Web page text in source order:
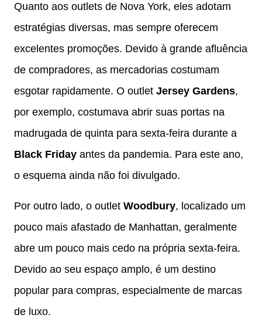
Quanto aos outlets de Nova York, eles adotam
estratégias diversas, mas sempre oferecem
excelentes promoções. Devido à grande afluência
de compradores, as mercadorias costumam
esgotar rapidamente. O outlet Jersey Gardens,
por exemplo, costumava abrir suas portas na
madrugada de quinta para sexta-feira durante a
Black Friday antes da pandemia. Para este ano,
o esquema ainda não foi divulgado.
Por outro lado, o outlet Woodbury, localizado um
pouco mais afastado de Manhattan, geralmente
abre um pouco mais cedo na própria sexta-feira.
Devido ao seu espaço amplo, é um destino
popular para compras, especialmente de marcas
de luxo.